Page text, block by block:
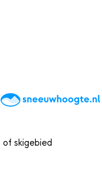
WintersportweerKaarten